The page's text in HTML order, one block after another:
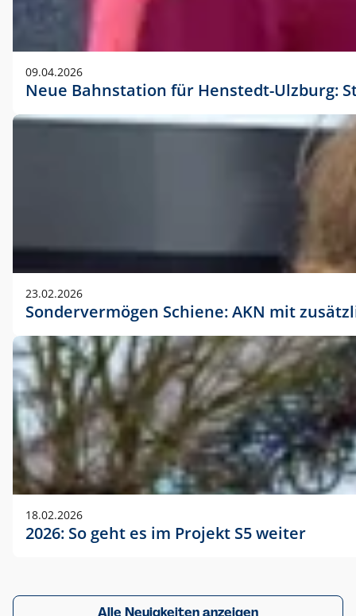
09.04.2026
Neue Bahnstation für Henstedt-Ulzburg:
23.02.2026
Sondervermögen Schiene: AKN mit
18.02.2026
2026: So geht es im Projekt S5 weiter
Alle Neuigkeiten anzeigen